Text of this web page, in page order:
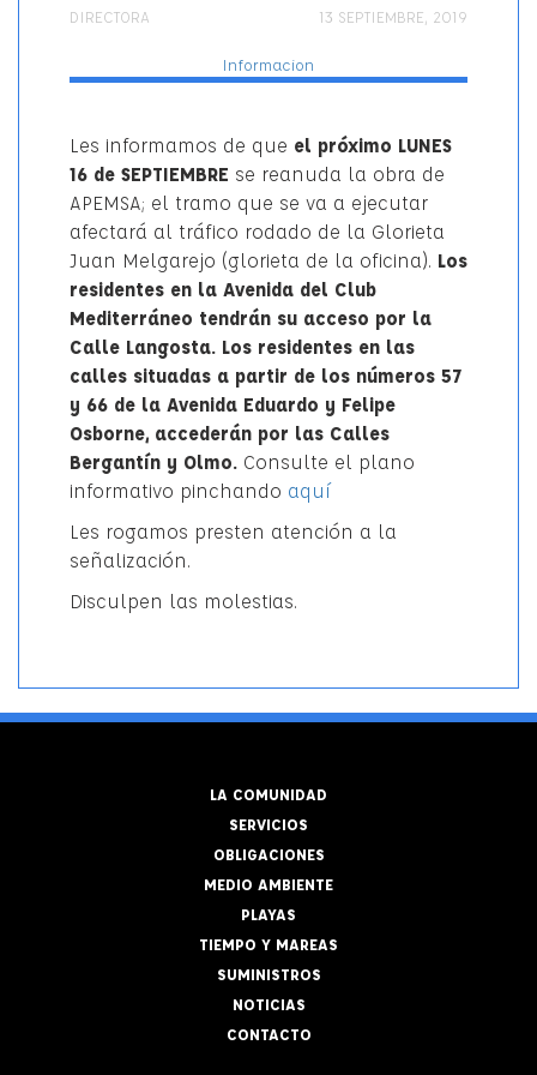
AUTOR
DIRECTORA
PUBLICADO
13 SEPTIEMBRE, 2019
Informacion
Les informamos de que el próximo LUNES
16 de SEPTIEMBRE se reanuda la obra de
APEMSA; el tramo que se va a ejecutar
afectará al tráfico rodado de la Glorieta
Juan Melgarejo (glorieta de la oficina). Los
residentes en la Avenida del Club
Mediterráneo tendrán su acceso por la
Calle Langosta. Los residentes en las
calles situadas a partir de los números 57
y 66 de la Avenida Eduardo y Felipe
Osborne, accederán por las Calles
Bergantín y Olmo.Consulte el plano
informativo pinchando aquí
Les rogamos presten atención a la
señalización.
Disculpen las molestias.
LA COMUNIDAD
SERVICIOS
OBLIGACIONES
MEDIO AMBIENTE
PLAYAS
TIEMPO Y MAREAS
SUMINISTROS
NOTICIAS
CONTACTO